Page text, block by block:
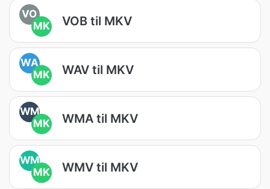
VO
MK
VOB til MKV
WA
MK
WAV til MKV
WM
MK
WMA til MKV
WM
MK
WMV til MKV